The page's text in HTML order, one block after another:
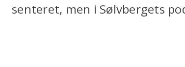
senteret, men i Sølvbergets